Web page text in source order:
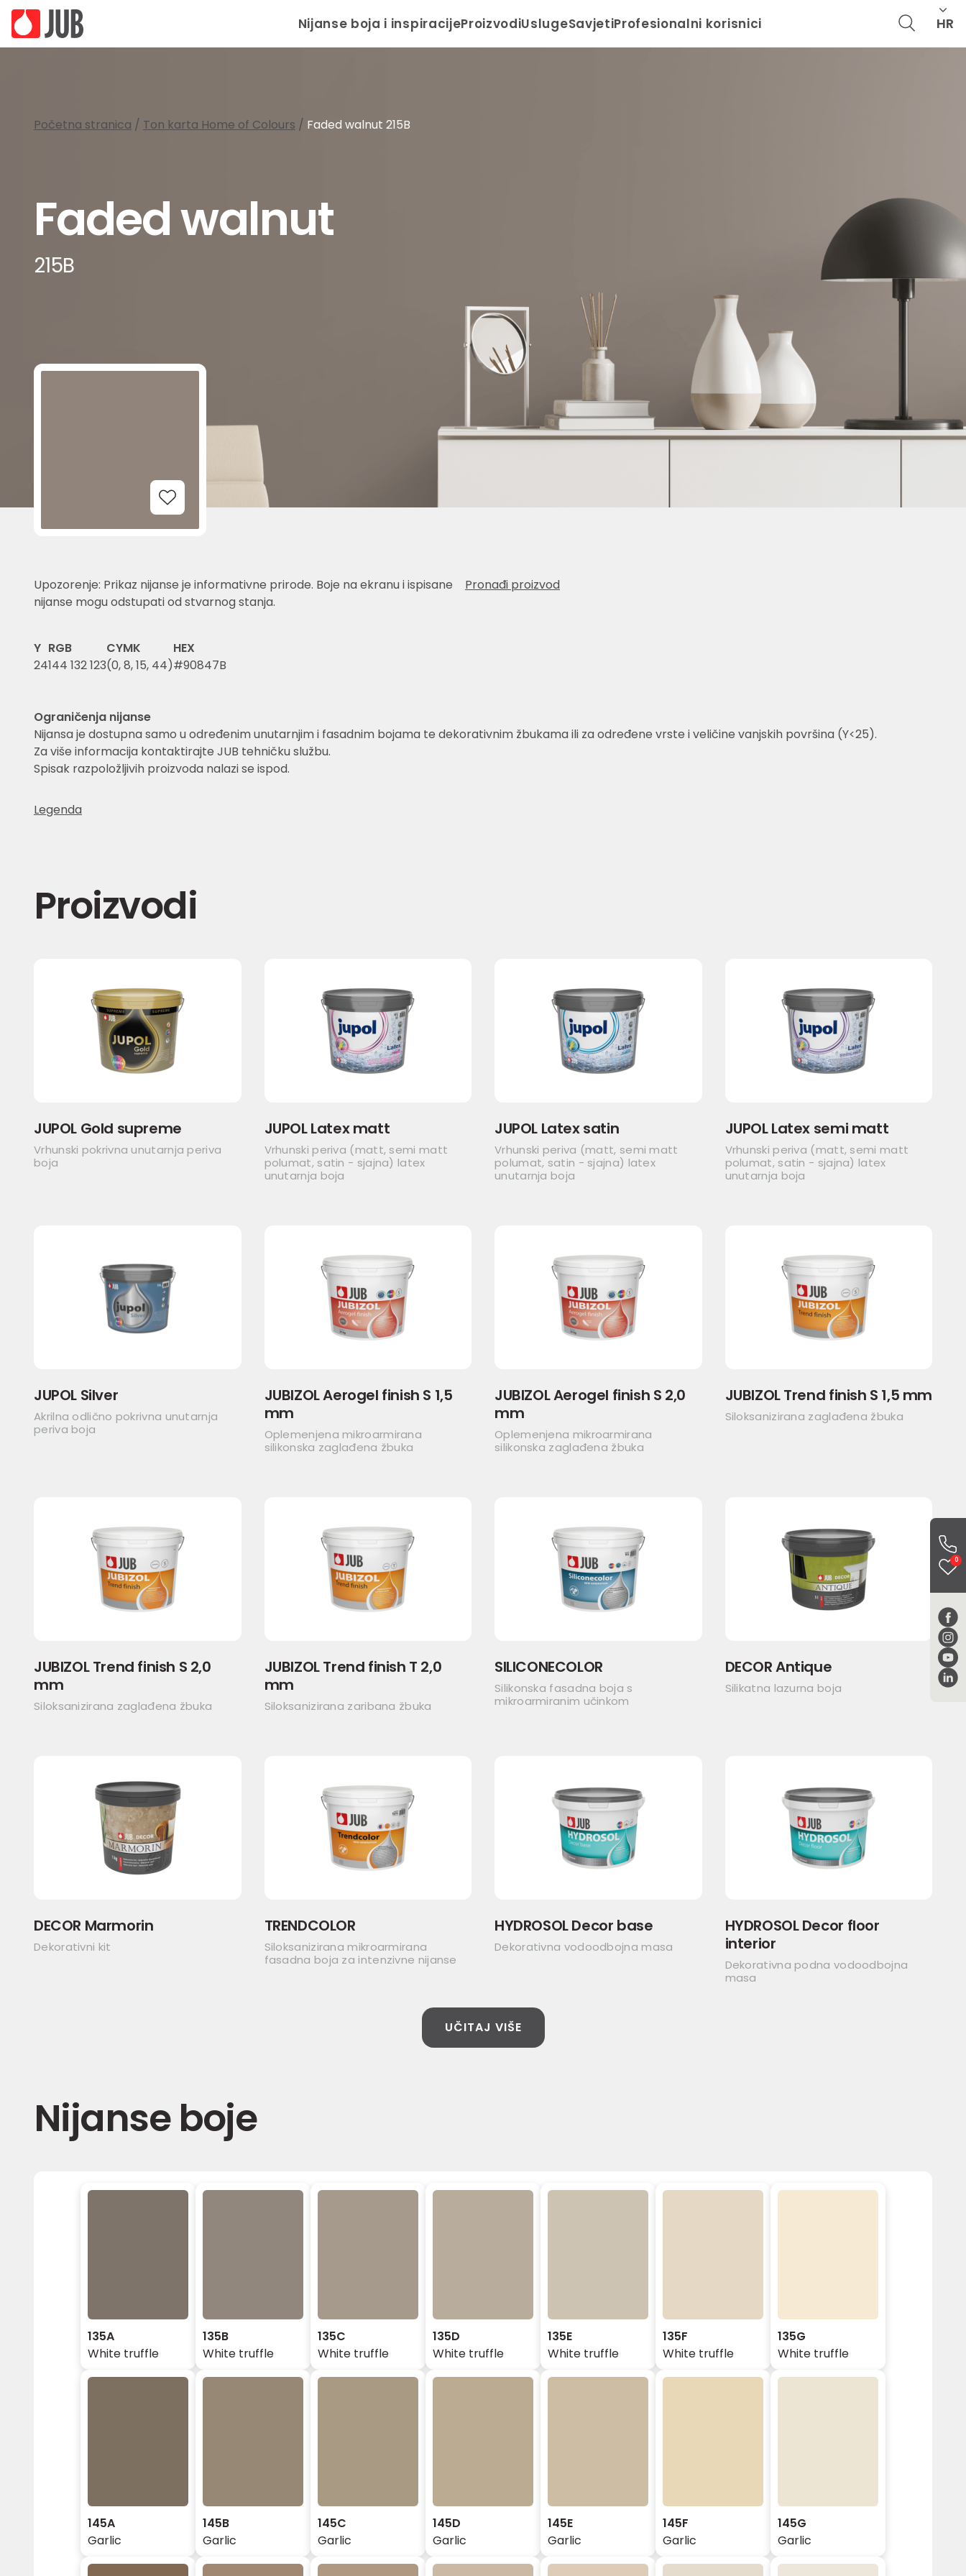
Nijanse boja i inspiracijeProizvodiUslugeSavjetiProfesionalni korisnici HR
0
Početna stranica / Ton karta Home of Colours / Faded walnut 215B
Faded walnut
215B
Add to Wishlist
Upozorenje: Prikaz nijanse je informativne prirode. Boje na ekranu i ispisane
nijanse mogu odstupati od stvarnog stanja.
Pronađi proizvod
Y
24
RGB
144 132 123
CYMK
(0, 8, 15, 44)
HEX
#90847B
Ograničenja nijanse
Nijansa je dostupna samo u određenim unutarnjim i fasadnim bojama te dekorativnim žbukama ili za određene vrste i veličine vanjskih površina (Y<25).
Za više informacija kontaktirajte JUB tehničku službu.
Spisak razpoložljivih proizvoda nalazi se ispod.
Legenda
Proizvodi
JUPOL Gold supreme
Vrhunski pokrivna unutarnja periva
boja
JUPOL Latex matt
Vrhunski periva (matt, semi matt
polumat, satin - sjajna) latex
unutarnja boja
JUPOL Latex satin
Vrhunski periva (matt, semi matt
polumat, satin - sjajna) latex
unutarnja boja
JUPOL Latex semi matt
Vrhunski periva (matt, semi matt
polumat, satin - sjajna) latex
unutarnja boja
JUPOL Silver
Akrilna odlično pokrivna unutarnja
periva boja
JUBIZOL Aerogel finish S 1,5
mm
Oplemenjena mikroarmirana
silikonska zaglađena žbuka
JUBIZOL Aerogel finish S 2,0
mm
Oplemenjena mikroarmirana
silikonska zaglađena žbuka
JUBIZOL Trend finish S 1,5 mm
Siloksanizirana zaglađena žbuka
JUBIZOL Trend finish S 2,0
mm
Siloksanizirana zaglađena žbuka
JUBIZOL Trend finish T 2,0
mm
Siloksanizirana zaribana žbuka
SILICONECOLOR
Silikonska fasadna boja s
mikroarmiranim učinkom
DECOR Antique
Silikatna lazurna boja
DECOR Marmorin
Dekorativni kit
TRENDCOLOR
Siloksanizirana mikroarmirana
fasadna boja za intenzivne nijanse
HYDROSOL Decor base
Dekorativna vodoodbojna masa
HYDROSOL Decor floor
interior
Dekorativna podna vodoodbojna
masa
UČITAJ VIŠE
Nijanse boje
135A
White truffle
135B
White truffle
135C
White truffle
135D
White truffle
135E
White truffle
135F
White truffle
135G
White truffle
145A
Garlic
145B
Garlic
145C
Garlic
145D
Garlic
145E
Garlic
145F
Garlic
145G
Garlic